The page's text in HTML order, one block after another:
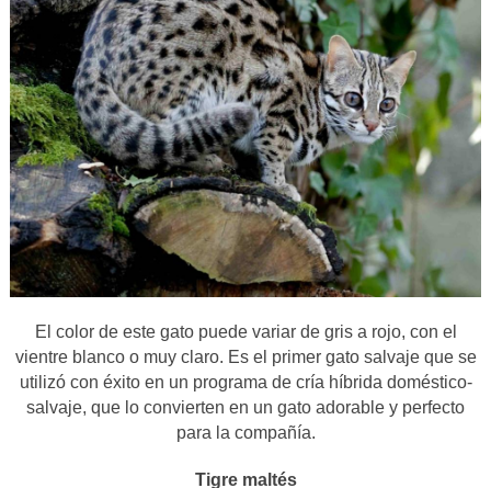
El color de este gato puede variar de gris a rojo, con el
vientre blanco o muy claro. Es el primer gato salvaje que se
utilizó con éxito en un programa de cría híbrida doméstico-
salvaje, que lo convierten en un gato adorable y perfecto
para la compañía.
Tigre maltés